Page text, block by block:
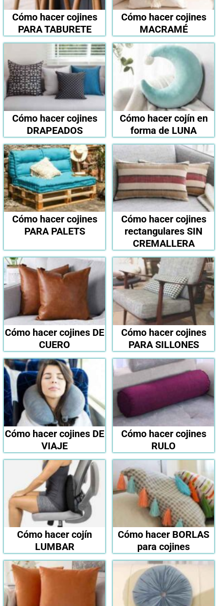
Cómo hacer cojines
PARA TABURETE
Cómo hacer cojines
MACRAMÉ
Cómo hacer cojines
DRAPEADOS
Cómo hacer cojín en
forma de LUNA
Cómo hacer cojines
PARA PALETS
Cómo hacer cojines
rectangulares SIN
CREMALLERA
Cómo hacer cojines DE
CUERO
Cómo hacer cojines
PARA SILLONES
Cómo hacer cojines DE
VIAJE
Cómo hacer cojines
RULO
Cómo hacer cojín
LUMBAR
Cómo hacer BORLAS
para cojines